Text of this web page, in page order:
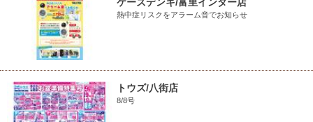
熱中症リスクをアラーム音でお知らせ
トウズ/八街店
8/8号